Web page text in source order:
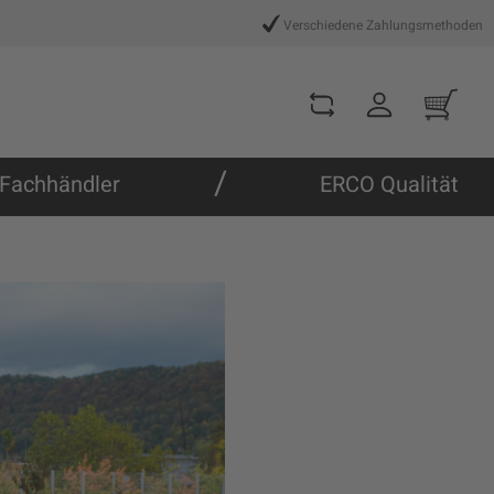
Verschiedene Zahlungsmethoden
Fachhändler / ERCO Qualität